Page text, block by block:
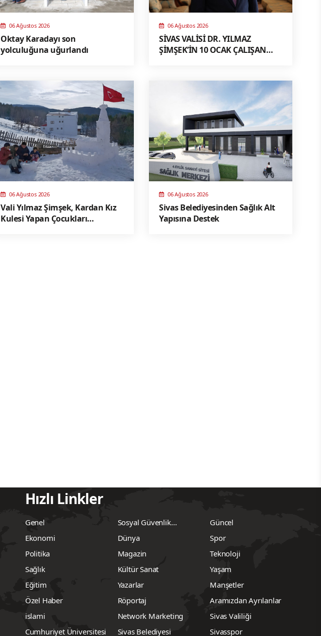
06 Ağustos 2026
Oktay Karadayı son
yolculuğuna uğurlandı
06 Ağustos 2026
SİVAS VALİSİ DR. YILMAZ
ŞİMŞEK’İN 10 OCAK ÇALIŞAN
06 Ağustos 2026
Vali Yılmaz Şimşek, Kardan Kız
Kulesi Yapan Çocukları
06 Ağustos 2026
Sivas Belediyesinden Sağlık Alt
Yapısına Destek
Hızlı Linkler
Genel
Sosyal Güvenlik
Kurumu
Güncel
Ekonomi
Dünya
Spor
Politika
Magazin
Teknoloji
Sağlık
Kültür Sanat
Yaşam
Eğitim
Yazarlar
Manşetler
Özel Haber
Röportaj
Aramızdan Ayrılanlar
islami
Network Marketing
Sivas Valiliği
Cumhuriyet Üniversitesi
Sivas Belediyesi Sivasspor